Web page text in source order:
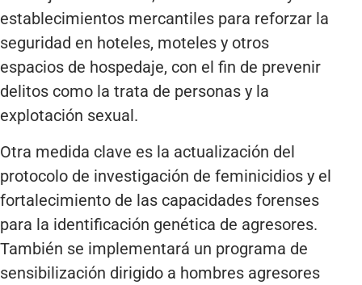
establecimientos mercantiles para reforzar la
seguridad en hoteles, moteles y otros
espacios de hospedaje, con el fin de prevenir
delitos como la trata de personas y la
explotación sexual.
Otra medida clave es la actualización del
protocolo de investigación de feminicidios y el
fortalecimiento de las capacidades forenses
para la identificación genética de agresores.
También se implementará un programa de
sensibilización dirigido a hombres agresores